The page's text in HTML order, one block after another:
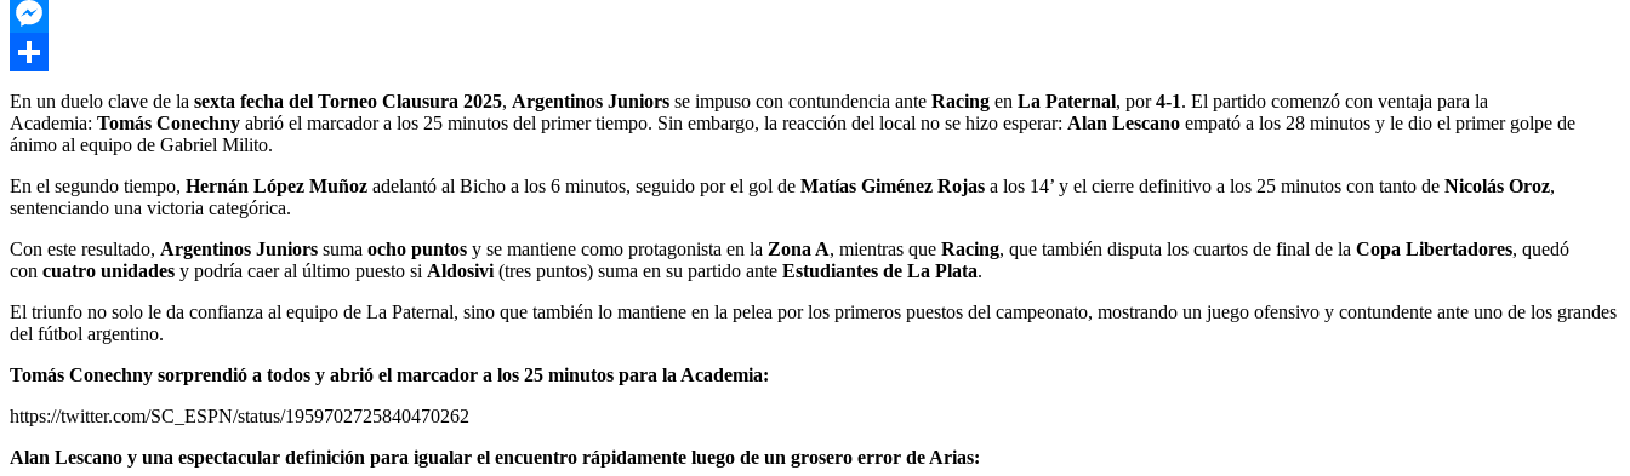
WhatsApp
Messenger
Compartir
En un duelo clave de la sexta fecha del Torneo Clausura 2025, Argentinos Juniors se impuso con contundencia ante Racing en La Paternal, por4-1. El partido comenzó con ventaja para la
Academia: Tomás Conechny abrió el marcador a los 25 minutos del primer tiempo. Sin embargo, la reacción del local no se hizo esperar: Alan Lescano empató a los 28 minutos y le dio el primer golpe de
ánimo al equipo de Gabriel Milito.
En el segundo tiempo, Hernán López Muñoz adelantó al Bicho a los 6 minutos, seguido por el gol de Matías Giménez Rojas a los 14’ y el cierre definitivo a los 25 minutos con tanto de Nicolás Oroz,
sentenciando una victoria categórica.
Con este resultado, Argentinos Juniors suma ocho puntos y se mantiene como protagonista en la Zona A, mientras que Racing, que también disputa los cuartos de final de la Copa Libertadores, quedó
con cuatro unidades y podría caer al último puesto si Aldosivi (tres puntos) suma en su partido ante Estudiantes de La Plata.
El triunfo no solo le da confianza al equipo de La Paternal, sino que también lo mantiene en la pelea por los primeros puestos del campeonato, mostrando un juego ofensivo y contundente ante uno de los grandes
del fútbol argentino.
Tomás Conechny sorprendió a todos y abrió el marcador a los 25 minutos para la Academia:
https://twitter.com/SC_ESPN/status/1959702725840470262
Alan Lescano y una espectacular definición para igualar el encuentro rápidamente luego de un grosero error de Arias: